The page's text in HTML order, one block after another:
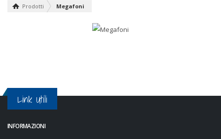
Prodotti Megafoni
Link Utili
INFORMAZIONI